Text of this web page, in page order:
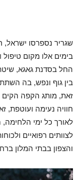
שגריר נספרסו ישראל,
בימים אלו מקום
החל בסדנת גאגא,
בין גוף ונפש, בה
זאת, מותג הקפה
חוויה נעימה
לאורך כל ימי
לצוותים רפואיים
והצפון בבתי המלון